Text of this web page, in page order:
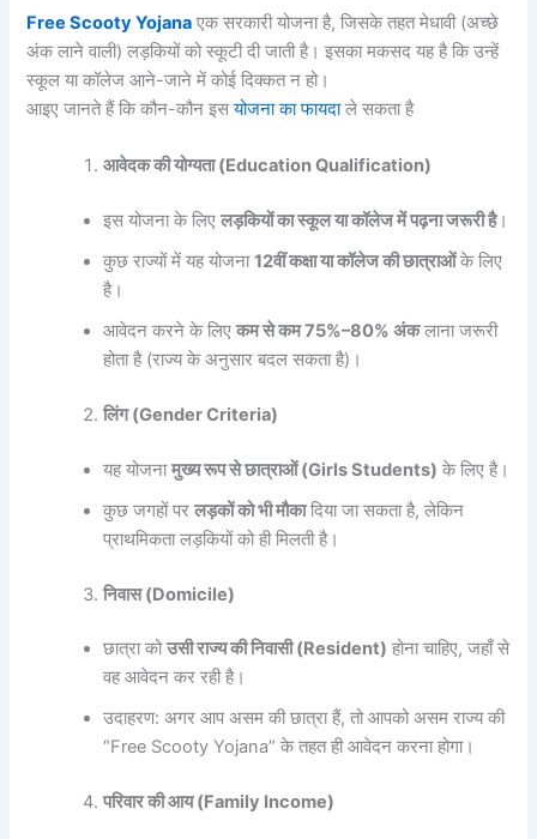
Free Scooty Yojana एक सरकारी योजना है, जिसके तहत मेधावी (अच्छे
अंक लाने वाली) लड़कियों को स्कूटी दी जाती है। इसका मकसद यह है कि उन्हें
स्कूल या कॉलेज आने-जाने में कोई दिक्कत न हो।
आइए जानते हैं कि कौन-कौन इसयोजना का फायदाले सकता है
आवेदक की योग्यता (Education Qualification)
इस योजना के लिएलड़कियों का स्कूल या कॉलेज में पढ़ना जरूरी है।
कुछ राज्यों में यह योजना12वीं कक्षा या कॉलेज की छात्राओंके लिए
है।
आवेदन करने के लिएकम से कम 75%–80% अंकलाना जरूरी
होता है (राज्य के अनुसार बदल सकता है)।
लिंग (Gender Criteria)
यह योजनामुख्य रूप से छात्राओं (Girls Students) के लिए है।
कुछ जगहों परलड़कों को भी मौकादिया जा सकता है, लेकिन
प्राथमिकता लड़कियों को ही मिलती है।
निवास (Domicile)
छात्रा कोउसी राज्य की निवासी (Resident) होना चाहिए, जहाँ से
वह आवेदन कर रही है।
उदाहरण: अगर आप असम की छात्रा हैं, तो आपको असम राज्य की
“Free Scooty Yojana” के तहत ही आवेदन करना होगा।
परिवार की आय (Family Income)